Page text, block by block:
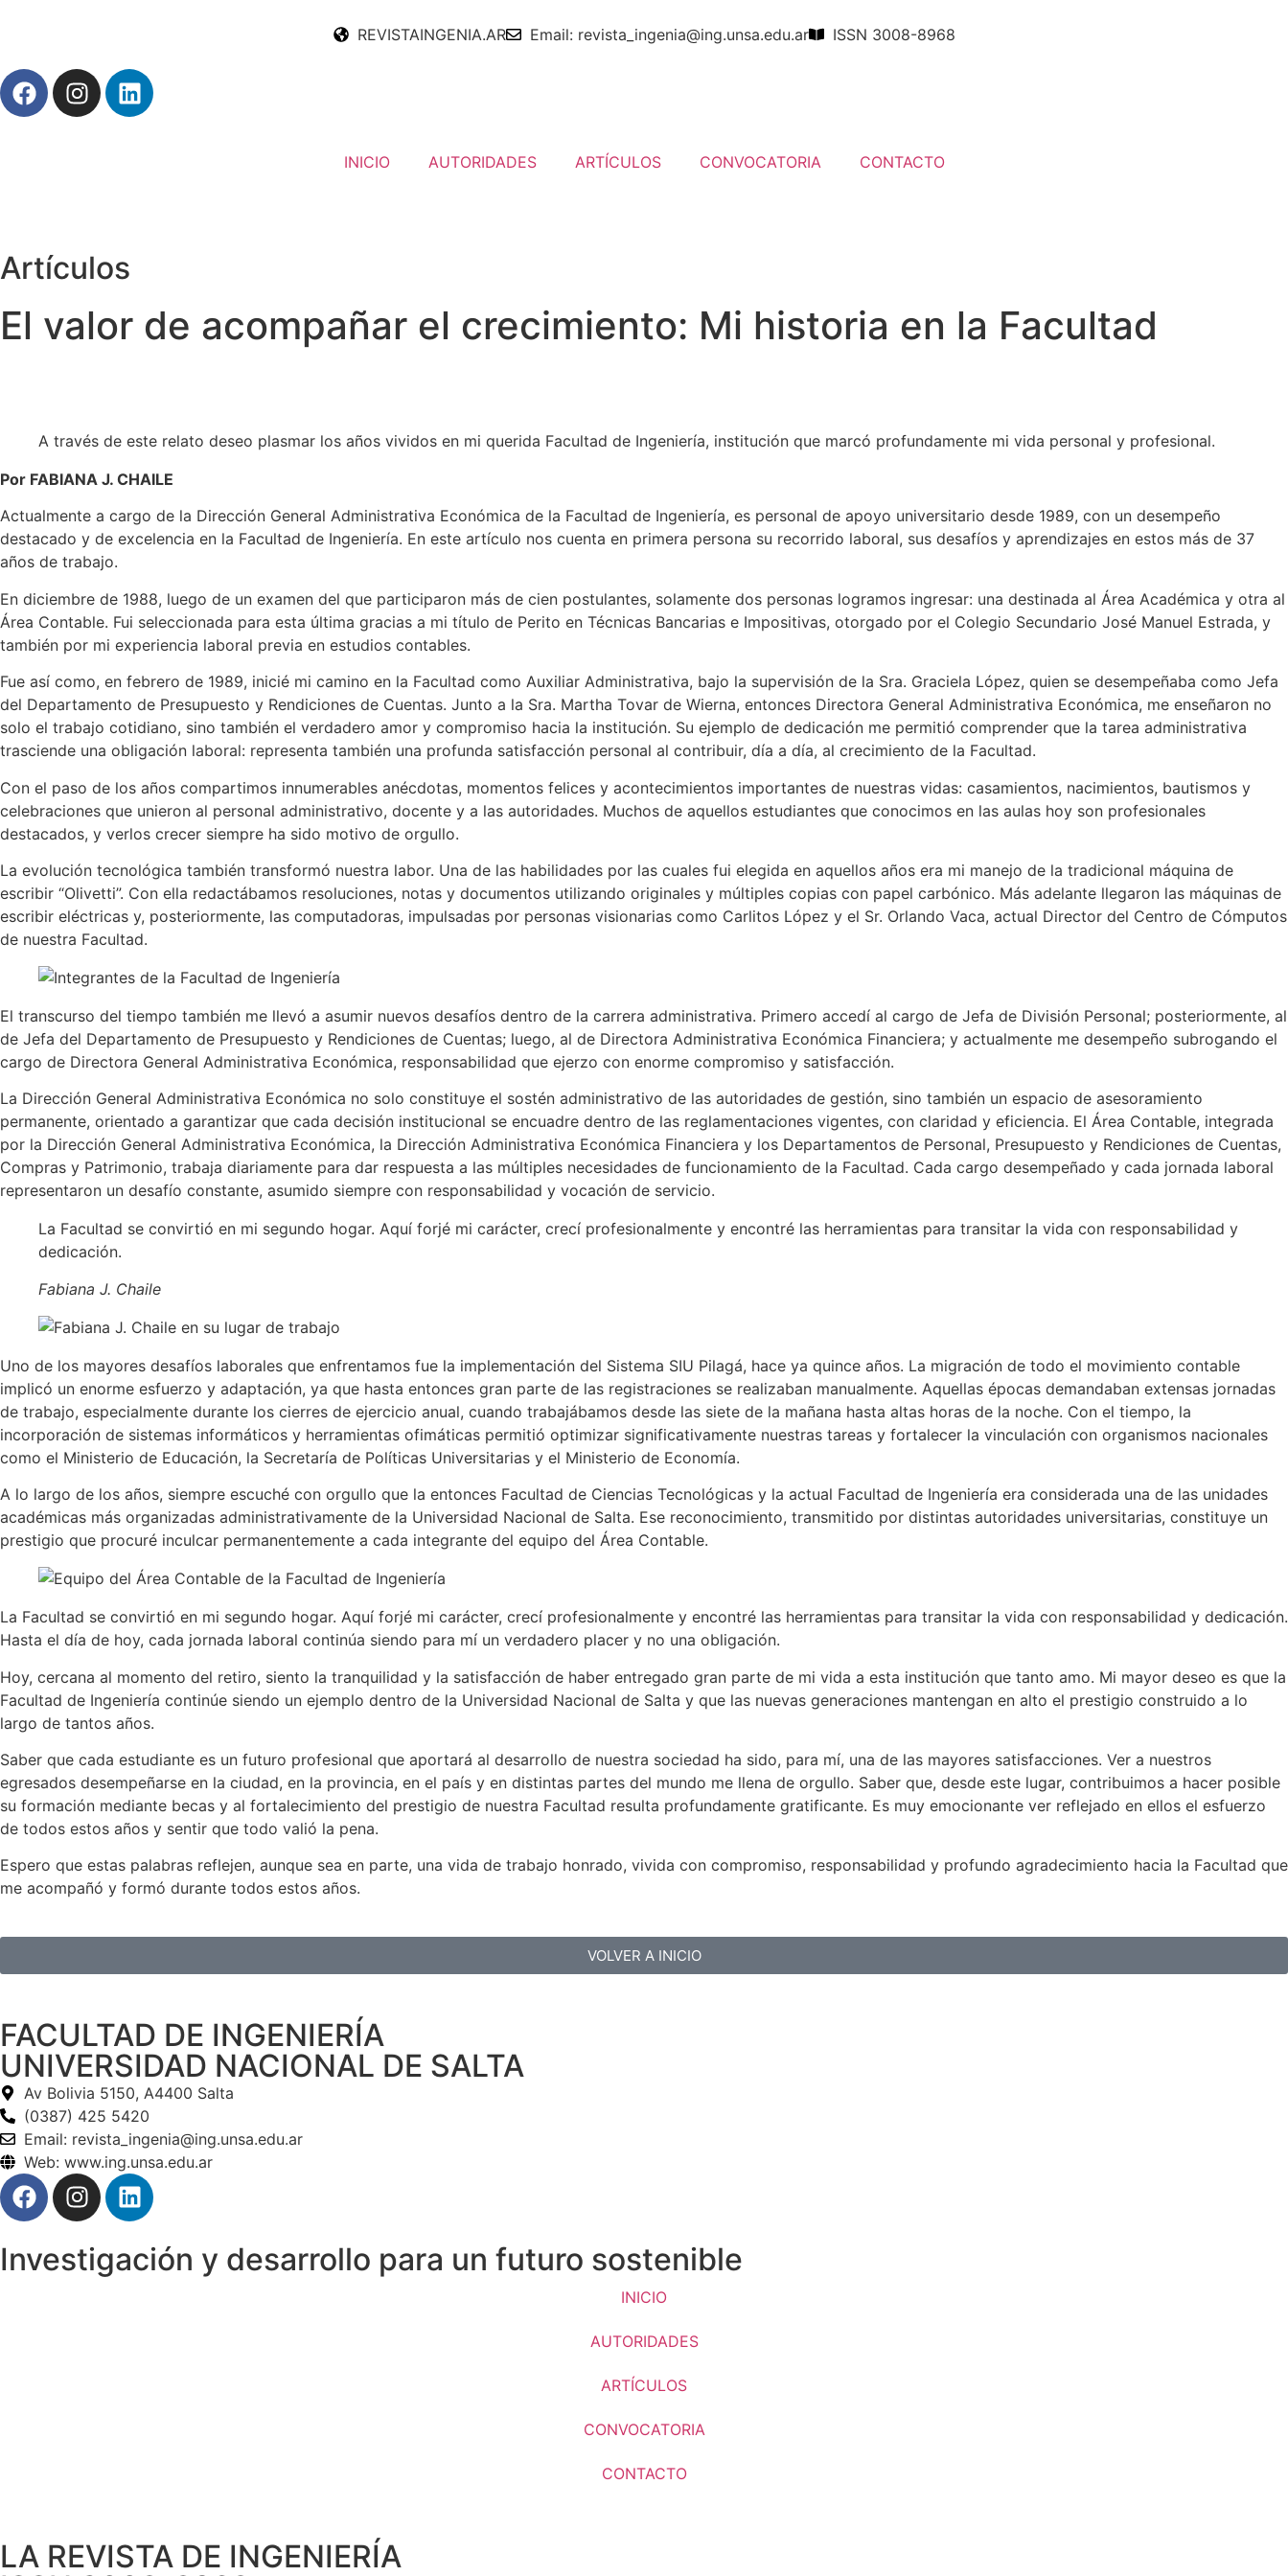
REVISTAINGENIA.AR Email: revista_ingenia@ing.unsa.edu.ar ISSN 3008-8968
INICIO AUTORIDADES ARTÍCULOS CONVOCATORIA CONTACTO
Artículos
El valor de acompañar el crecimiento: Mi historia en la Facultad
A través de este relato deseo plasmar los años vividos en mi querida Facultad de Ingeniería, institución que marcó profundamente mi vida personal y profesional.
Por FABIANA J. CHAILE
Actualmente a cargo de la Dirección General Administrativa Económica de la Facultad de Ingeniería, es personal de apoyo universitario desde 1989, con un desempeño
destacado y de excelencia en la Facultad de Ingeniería. En este artículo nos cuenta en primera persona su recorrido laboral, sus desafíos y aprendizajes en estos más de 37
años de trabajo.
En diciembre de 1988, luego de un examen del que participaron más de cien postulantes, solamente dos personas logramos ingresar: una destinada al Área Académica y otra al
Área Contable. Fui seleccionada para esta última gracias a mi título de Perito en Técnicas Bancarias e Impositivas, otorgado por el Colegio Secundario José Manuel Estrada, y
también por mi experiencia laboral previa en estudios contables.
Fue así como, en febrero de 1989, inicié mi camino en la Facultad como Auxiliar Administrativa, bajo la supervisión de la Sra. Graciela López, quien se desempeñaba como Jefa
del Departamento de Presupuesto y Rendiciones de Cuentas. Junto a la Sra. Martha Tovar de Wierna, entonces Directora General Administrativa Económica, me enseñaron no
solo el trabajo cotidiano, sino también el verdadero amor y compromiso hacia la institución. Su ejemplo de dedicación me permitió comprender que la tarea administrativa
trasciende una obligación laboral: representa también una profunda satisfacción personal al contribuir, día a día, al crecimiento de la Facultad.
Con el paso de los años compartimos innumerables anécdotas, momentos felices y acontecimientos importantes de nuestras vidas: casamientos, nacimientos, bautismos y
celebraciones que unieron al personal administrativo, docente y a las autoridades. Muchos de aquellos estudiantes que conocimos en las aulas hoy son profesionales
destacados, y verlos crecer siempre ha sido motivo de orgullo.
La evolución tecnológica también transformó nuestra labor. Una de las habilidades por las cuales fui elegida en aquellos años era mi manejo de la tradicional máquina de
escribir “Olivetti”. Con ella redactábamos resoluciones, notas y documentos utilizando originales y múltiples copias con papel carbónico. Más adelante llegaron las máquinas de
escribir eléctricas y, posteriormente, las computadoras, impulsadas por personas visionarias como Carlitos López y el Sr. Orlando Vaca, actual Director del Centro de Cómputos
de nuestra Facultad.
El transcurso del tiempo también me llevó a asumir nuevos desafíos dentro de la carrera administrativa. Primero accedí al cargo de Jefa de División Personal; posteriormente, al
de Jefa del Departamento de Presupuesto y Rendiciones de Cuentas; luego, al de Directora Administrativa Económica Financiera; y actualmente me desempeño subrogando el
cargo de Directora General Administrativa Económica, responsabilidad que ejerzo con enorme compromiso y satisfacción.
La Dirección General Administrativa Económica no solo constituye el sostén administrativo de las autoridades de gestión, sino también un espacio de asesoramiento
permanente, orientado a garantizar que cada decisión institucional se encuadre dentro de las reglamentaciones vigentes, con claridad y eficiencia. El Área Contable, integrada
por la Dirección General Administrativa Económica, la Dirección Administrativa Económica Financiera y los Departamentos de Personal, Presupuesto y Rendiciones de Cuentas,
Compras y Patrimonio, trabaja diariamente para dar respuesta a las múltiples necesidades de funcionamiento de la Facultad. Cada cargo desempeñado y cada jornada laboral
representaron un desafío constante, asumido siempre con responsabilidad y vocación de servicio.
La Facultad se convirtió en mi segundo hogar. Aquí forjé mi carácter, crecí profesionalmente y encontré las herramientas para transitar la vida con responsabilidad y
dedicación.
Fabiana J. Chaile
Uno de los mayores desafíos laborales que enfrentamos fue la implementación del Sistema SIU Pilagá, hace ya quince años. La migración de todo el movimiento contable
implicó un enorme esfuerzo y adaptación, ya que hasta entonces gran parte de las registraciones se realizaban manualmente. Aquellas épocas demandaban extensas jornadas
de trabajo, especialmente durante los cierres de ejercicio anual, cuando trabajábamos desde las siete de la mañana hasta altas horas de la noche. Con el tiempo, la
incorporación de sistemas informáticos y herramientas ofimáticas permitió optimizar significativamente nuestras tareas y fortalecer la vinculación con organismos nacionales
como el Ministerio de Educación, la Secretaría de Políticas Universitarias y el Ministerio de Economía.
A lo largo de los años, siempre escuché con orgullo que la entonces Facultad de Ciencias Tecnológicas y la actual Facultad de Ingeniería era considerada una de las unidades
académicas más organizadas administrativamente de la Universidad Nacional de Salta. Ese reconocimiento, transmitido por distintas autoridades universitarias, constituye un
prestigio que procuré inculcar permanentemente a cada integrante del equipo del Área Contable.
La Facultad se convirtió en mi segundo hogar. Aquí forjé mi carácter, crecí profesionalmente y encontré las herramientas para transitar la vida con responsabilidad y dedicación.
Hasta el día de hoy, cada jornada laboral continúa siendo para mí un verdadero placer y no una obligación.
Hoy, cercana al momento del retiro, siento la tranquilidad y la satisfacción de haber entregado gran parte de mi vida a esta institución que tanto amo. Mi mayor deseo es que la
Facultad de Ingeniería continúe siendo un ejemplo dentro de la Universidad Nacional de Salta y que las nuevas generaciones mantengan en alto el prestigio construido a lo
largo de tantos años.
Saber que cada estudiante es un futuro profesional que aportará al desarrollo de nuestra sociedad ha sido, para mí, una de las mayores satisfacciones. Ver a nuestros
egresados desempeñarse en la ciudad, en la provincia, en el país y en distintas partes del mundo me llena de orgullo. Saber que, desde este lugar, contribuimos a hacer posible
su formación mediante becas y al fortalecimiento del prestigio de nuestra Facultad resulta profundamente gratificante. Es muy emocionante ver reflejado en ellos el esfuerzo
de todos estos años y sentir que todo valió la pena.
Espero que estas palabras reflejen, aunque sea en parte, una vida de trabajo honrado, vivida con compromiso, responsabilidad y profundo agradecimiento hacia la Facultad que
me acompañó y formó durante todos estos años.
VOLVER A INICIO
FACULTAD DE INGENIERÍA
UNIVERSIDAD NACIONAL DE SALTA
Av Bolivia 5150, A4400 Salta
(0387) 425 5420
Email: revista_ingenia@ing.unsa.edu.ar
Web: www.ing.unsa.edu.ar
Investigación y desarrollo para un futuro sostenible
INICIO
AUTORIDADES
ARTÍCULOS
CONVOCATORIA
CONTACTO
LA REVISTA DE INGENIERÍA